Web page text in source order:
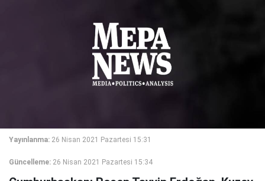
Yayınlanma: 26 Nisan 2021 Pazartesi 15:31
Güncelleme: 26 Nisan 2021 Pazartesi 15:34